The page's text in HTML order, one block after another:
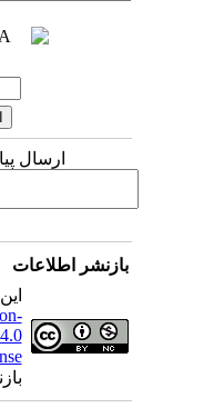
ارسال
بازنشر اطلاعات
4.0